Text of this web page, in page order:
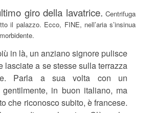
giro della lavatrice. Centrifuga
il palazzo. Ecco, FINE, nell’aria s’insinua
in là, un anziano signore pulisce
lasciate a se stesse sulla terrazza
Parla a sua volta con un
gentilmente, in buon italiano, ma
che riconosco subito, è francese.